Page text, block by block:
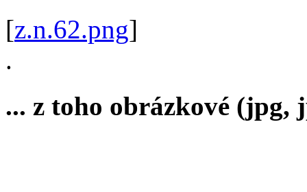
[z.n.62.png]
.
... z toho obrázkové (jpg,